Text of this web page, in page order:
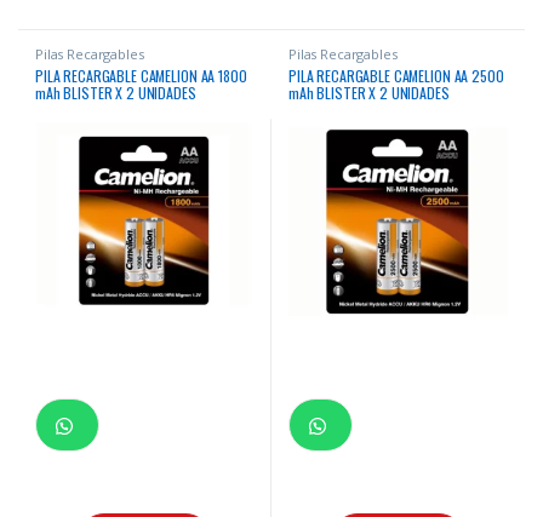
Pilas Recargables
PILA RECARGABLE CAMELION AA 1800
mAh BLISTER X 2 UNIDADES
Pilas Recargables
PILA RECARGABLE CAMELION AA 2500
mAh BLISTER X 2 UNIDADES